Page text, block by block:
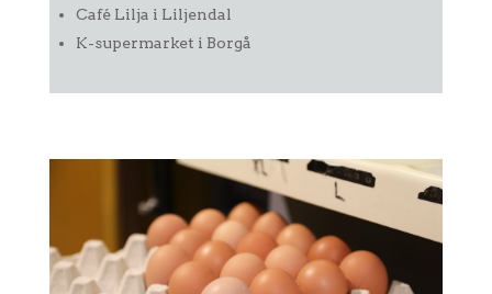
Café Lilja i Liljendal
K-supermarket i Borgå